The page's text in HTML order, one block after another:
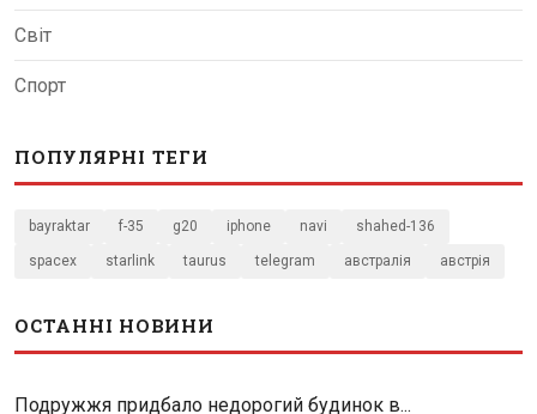
Світ
Спорт
ПОПУЛЯРНІ ТЕГИ
bayraktar f-35 g20 iphone navi shahed-136
spacex starlink taurus telegram австралія австрія
ОСТАННІ НОВИНИ
Подружжя придбало недорогий будинок в...